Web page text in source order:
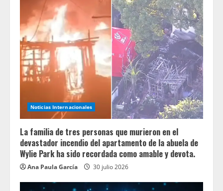
Noticias Internacionales
La familia de tres personas que murieron en el
devastador incendio del apartamento de la abuela de
Wylie Park ha sido recordada como amable y devota.
Ana Paula García 30 julio 2026